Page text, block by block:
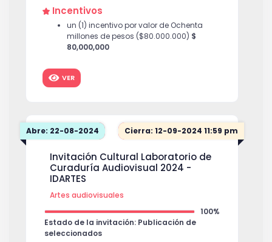
Incentivos
un (1) incentivo por valor de Ochenta
millones de pesos ($80.000.000) $
80,000,000
VER
Abre: 22-08-2024 Cierra: 12-09-2024 11:59 pm
Invitación Cultural Laboratorio de
Curaduría Audiovisual 2024 -
IDARTES
Artes audiovisuales
100%
Estado de la invitación: Publicación de
seleccionados